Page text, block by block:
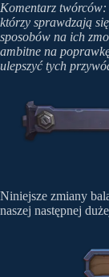
Komentarz
którzy sprawdzają
sposobów na ich
ambitne na
ulepszyć tych
Niniejsze zmiany
naszej następnej